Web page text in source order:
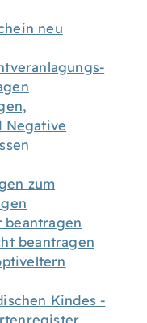
neu
Negative
zum
beantragen
beantragen
Kindes -